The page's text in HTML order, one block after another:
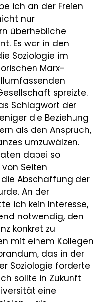
ich an der Freien
nur
überhebliche
Es war in den
Soziologie im
Marx-
spreizte.
Schlagwort der
die Beziehung
als den Anspruch,
umzuwälzen.
dabei so
Seiten
Abschaffung der
An der
ich kein Interesse,
notwendig, den
konkret zu
mit einem Kollegen
das in der
Soziologie forderte
sollte in Zukunft
eine